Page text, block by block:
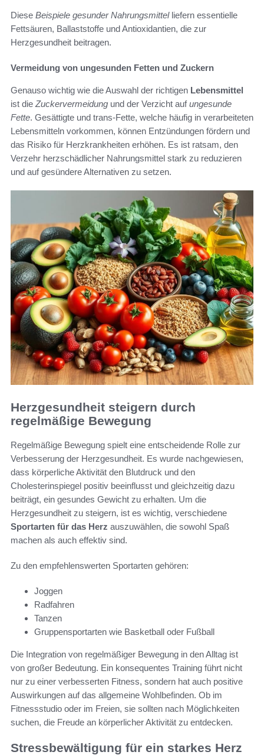
Diese Beispiele gesunder Nahrungsmittelliefern essentielle
Fettsäuren, Ballaststoffe und Antioxidantien, die zur
Herzgesundheit beitragen.
Vermeidung von ungesunden Fetten und Zuckern
Genauso wichtig wie die Auswahl der richtigen Lebensmittel
ist die Zuckervermeidung und der Verzicht aufungesunde
Fette. Gesättigte und trans-Fette, welche häufig in verarbeiteten
Lebensmitteln vorkommen, können Entzündungen fördern und
das Risiko für Herzkrankheiten erhöhen. Es ist ratsam, den
Verzehr herzschädlicher Nahrungsmittel stark zu reduzieren
und auf gesündere Alternativen zu setzen.
Herzgesundheit steigern durch
regelmäßige Bewegung
Regelmäßige Bewegung spielt eine entscheidende Rolle zur
Verbesserung der Herzgesundheit. Es wurde nachgewiesen,
dass körperliche Aktivität den Blutdruck und den
Cholesterinspiegel positiv beeinflusst und gleichzeitig dazu
beiträgt, ein gesundes Gewicht zu erhalten. Um die
Herzgesundheit zu steigern, ist es wichtig, verschiedene
Sportarten für das Herz auszuwählen, die sowohl Spaß
machen als auch effektiv sind.
Zu den empfehlenswerten Sportarten gehören:
Joggen
Radfahren
Tanzen
Gruppensportarten wie Basketball oder Fußball
Die Integration von regelmäßiger Bewegung in den Alltag ist
von großer Bedeutung. Ein konsequentes Training führt nicht
nur zu einer verbesserten Fitness, sondern hat auch positive
Auswirkungen auf das allgemeine Wohlbefinden. Ob im
Fitnessstudio oder im Freien, sie sollten nach Möglichkeiten
suchen, die Freude an körperlicher Aktivität zu entdecken.
Stressbewältigung für ein starkes Herz